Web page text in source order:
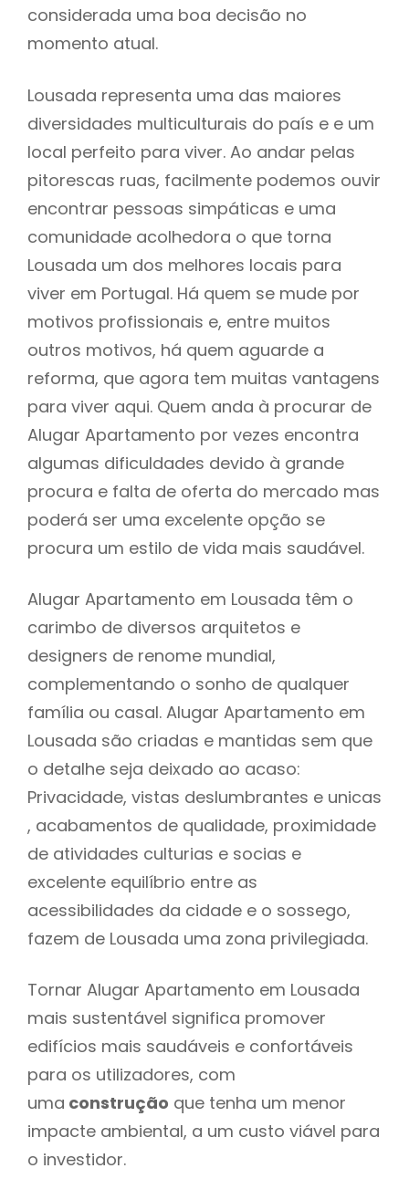
considerada uma boa decisão no
momento atual.
Lousada representa uma das maiores
diversidades multiculturais do país e e um
local perfeito para viver. Ao andar pelas
pitorescas ruas, facilmente podemos ouvir
encontrar pessoas simpáticas e uma
comunidade acolhedora o que torna
Lousada um dos melhores locais para
viver em Portugal. Há quem se mude por
motivos profissionais e, entre muitos
outros motivos, há quem aguarde a
reforma, que agora tem muitas vantagens
para viver aqui. Quem anda à procurar de
Alugar Apartamento por vezes encontra
algumas dificuldades devido à grande
procura e falta de oferta do mercado mas
poderá ser uma excelente opção se
procura um estilo de vida mais saudável.
Alugar Apartamento em Lousada têm o
carimbo de diversos arquitetos e
designers de renome mundial,
complementando o sonho de qualquer
família ou casal. Alugar Apartamento em
Lousada são criadas e mantidas sem que
o detalhe seja deixado ao acaso:
Privacidade, vistas deslumbrantes e unicas
, acabamentos de qualidade, proximidade
de atividades culturias e socias e
excelente equilíbrio entre as
acessibilidades da cidade e o sossego,
fazem de Lousada uma zona privilegiada.
Tornar Alugar Apartamento em Lousada
mais sustentável significa promover
edifícios mais saudáveis e confortáveis
para os utilizadores, com
uma construção que tenha um menor
impacte ambiental, a um custo viável para
o investidor.